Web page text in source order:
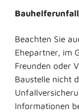
Beachten Sie
Ehepartner, im
Freunden oder
Baustelle nicht
Informationen